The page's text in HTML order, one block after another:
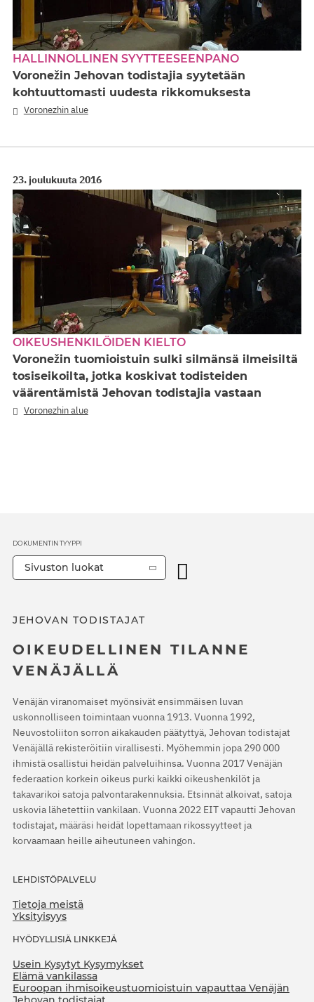
HALLINNOLLINEN SYYTTEESEENPANO
Voronežin Jehovan todistajia syytetään
kohtuuttomasti uudesta rikkomuksesta
Voronezhin alue
23. joulukuuta 2016
OIKEUSHENKILÖIDEN KIELTO
Voronežin tuomioistuin sulki silmänsä ilmeisiltä
tosiseikoilta, jotka koskivat todisteiden
väärentämistä Jehovan todistajia vastaan
Voronezhin alue
JEHOVAN TODISTAJAT
OIKEUDELLINEN TILANNE
VENÄJÄLLÄ
Venäjän viranomaiset myönsivät ensimmäisen luvan
uskonnolliseen toimintaan vuonna 1913. Vuonna 1992,
Neuvostoliiton sorron aikakauden päätyttyä, Jehovan todistajat
Venäjällä rekisteröitiin virallisesti. Myöhemmin jopa 290 000
ihmistä osallistui heidän palveluihinsa. Vuonna 2017 Venäjän
federaation korkein oikeus purki kaikki oikeushenkilöt ja
takavarikoi satoja palvontarakennuksia. Etsinnät alkoivat, satoja
uskovia lähetettiin vankilaan. Vuonna 2022 EIT vapautti Jehovan
todistajat, määräsi heidät lopettamaan rikossyytteet ja
korvaamaan heille aiheutuneen vahingon.
LEHDISTÖPALVELU
Tietoja meistä
Yksityisyys
HYÖDYLLISIÄ LINKKEJÄ
Usein Kysytyt Kysymykset
Elämä vankilassa
Euroopan ihmisoikeustuomioistuin vapauttaa Venäjän
DOKUMENTIN TYYPPI
Sivuston luokat